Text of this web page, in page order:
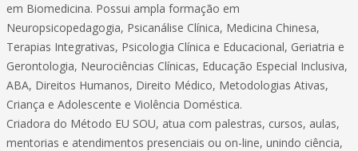
em Biomedicina. Possui ampla formação em
Neuropsicopedagogia, Psicanálise Clínica, Medicina Chinesa,
Terapias Integrativas, Psicologia Clínica e Educacional, Geriatria e
Gerontologia, Neurociências Clínicas, Educação Especial Inclusiva,
ABA, Direitos Humanos, Direito Médico, Metodologias Ativas,
Criança e Adolescente e Violência Doméstica.
Criadora do Método EU SOU, atua com palestras, cursos, aulas,
mentorias e atendimentos presenciais ou on-line, unindo ciência,